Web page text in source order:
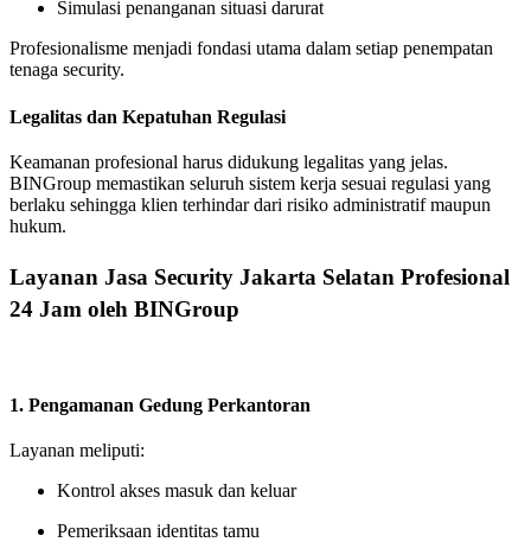
Simulasi penanganan situasi darurat
Profesionalisme menjadi fondasi utama dalam setiap penempatan
tenaga security.
Legalitas dan Kepatuhan Regulasi
Keamanan profesional harus didukung legalitas yang jelas.
BINGroup memastikan seluruh sistem kerja sesuai regulasi yang
berlaku sehingga klien terhindar dari risiko administratif maupun
hukum.
Layanan Jasa Security Jakarta Selatan Profesional
24 Jam oleh BINGroup
1. Pengamanan Gedung Perkantoran
Layanan meliputi:
Kontrol akses masuk dan keluar
Pemeriksaan identitas tamu